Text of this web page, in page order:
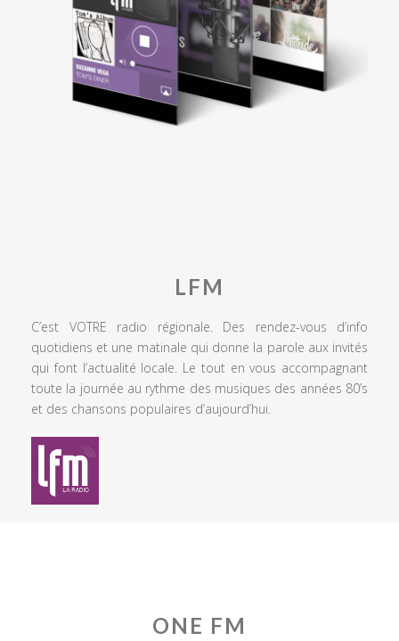
LFM
C’est VOTRE radio régionale. Des rendez-vous d’info
quotidiens et une matinale qui donne la parole aux invités
qui font l’actualité locale. Le tout en vous accompagnant
toute la journée au rythme des musiques des années 80’s
et des chansons populaires d’aujourd’hui.
ONE FM